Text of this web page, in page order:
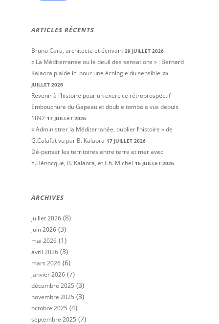
ARTICLES RÉCENTS
Bruno Cara, architecte et écrivain 29 JUILLET 2026
« La Méditerranée ou le deuil des sensations » : Bernard
Kalaora plaide ici pour une écologie du sensible 25
JUILLET 2026
Revenir à l’histoire pour un exercice rétroprospectif
Embouchure du Gapeau et double tombolo vus depuis
1892 17 JUILLET 2026
« Administrer la Méditerranée, oublier l’histoire » de
G.Calafat vu par B. Kalaora 17 JUILLET 2026
Dé-penser les territoires entre terre et mer avec
Y.Hénocque, B. Kalaora, et Ch. Michel 16 JUILLET 2026
ARCHIVES
juillet 2026 (8)
juin 2026 (3)
mai 2026 (1)
avril 2026 (3)
mars 2026 (6)
janvier 2026 (7)
décembre 2025 (3)
novembre 2025 (3)
octobre 2025 (4)
septembre 2025 (7)